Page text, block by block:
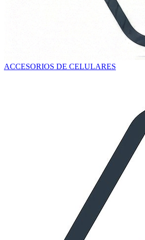
ACCESORIOS DE CELULARES